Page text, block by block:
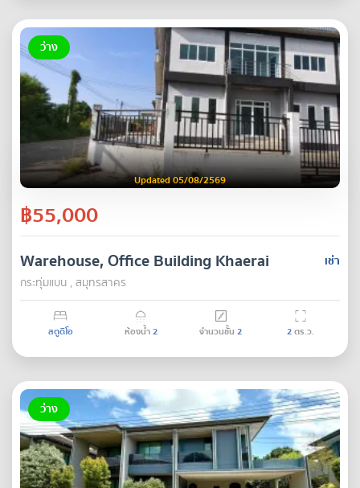
ว่าง
Updated 05/08/2569
฿55,000
เช่า
Warehouse, Office Building Khaerai
กระทุ่มแบน , สมุทรสาคร
สตูดิโอ ห้องน้ำ2 จำนวนชั้น 2 2ตร.ว.
ว่าง